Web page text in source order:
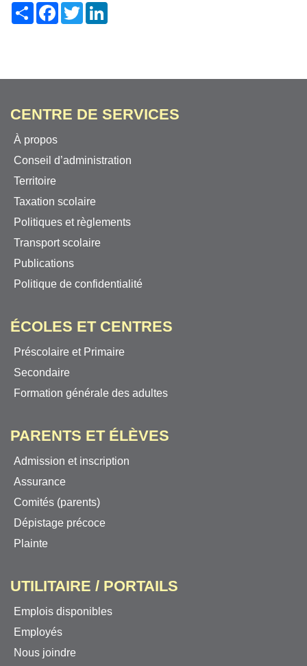
ShareFacebook
Twitter
CENTRE DE SERVICES
À propos
Conseil d’administration
Territoire
Taxation scolaire
Politiques et règlements
Transport scolaire
Publications
Politique de confidentialité
ÉCOLES ET CENTRES
Préscolaire et Primaire
Secondaire
Formation générale des adultes
PARENTS ET ÉLÈVES
Admission et inscription
Assurance
Comités (parents)
Dépistage précoce
Plainte
UTILITAIRE / PORTAILS
Emplois disponibles
Employés
Nous joindre